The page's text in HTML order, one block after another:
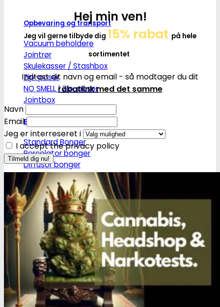
Opbevaring og transport
Vacuum beholdere
Jointrør
Skulekasser / Stashbox
Zip-poser
NO SMELL | Zip-poser
Jointbox
Bonger og piber
Standard Bonger
Percolator bonger
Diffusor bonger
Dabbing
Olie Bonger / Rigs
Tjubanger
Chillum
Bonghoveder
Ø17
Ø20
SG14
Hej min ven!
Jeg vil gerne tilbyde dig 15% rabat på hele
sortimentet
Indtast dit navn og email - så modtager du dit
rabatlink med det samme
Navn
Email
Jeg er interreseret i
I accept the privacy policy